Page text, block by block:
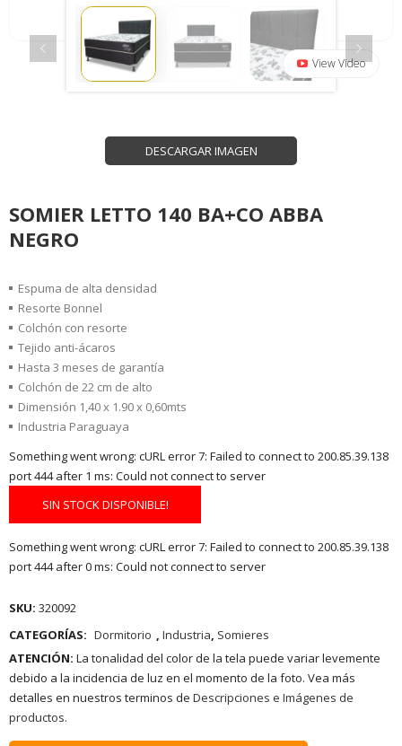
View Video
DESCARGAR IMAGEN
SOMIER LETTO 140 BA+CO ABBA
NEGRO
Espuma de alta densidad
Resorte Bonnel
Colchón con resorte
Tejido anti-ácaros
Hasta 3 meses de garantía
Colchón de 22 cm de alto
Dimensión 1,40 x 1.90 x 0,60mts
Industria Paraguaya
Something went wrong: cURL error 7: Failed to connect to 200.85.39.138
port 444 after 1 ms: Could not connect to server
SIN STOCK DISPONIBLE!
Something went wrong: cURL error 7: Failed to connect to 200.85.39.138
port 444 after 0 ms: Could not connect to server
SKU: 320092
CATEGORÍAS: Dormitorio , Industria, Somieres
ATENCIÓN: La tonalidad del color de la tela puede variar levemente
debido a la incidencia de luz en el momento de la foto. Vea más
detalles en nuestros terminos de Descripciones e Imágenes de
productos.